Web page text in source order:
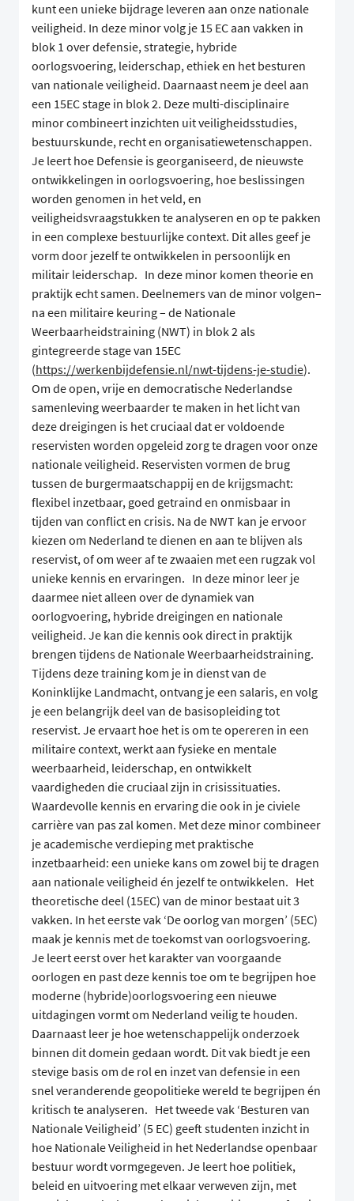
kunt een unieke bijdrage leveren aan onze nationale
veiligheid. In deze minor volg je 15 EC aan vakken in
blok 1 over defensie, strategie, hybride
oorlogsvoering, leiderschap, ethiek en het besturen
van nationale veiligheid. Daarnaast neem je deel aan
een 15EC stage in blok 2. Deze multi-disciplinaire
minor combineert inzichten uit veiligheidsstudies,
bestuurskunde, recht en organisatiewetenschappen.
Je leert hoe Defensie is georganiseerd, de nieuwste
ontwikkelingen in oorlogsvoering, hoe beslissingen
worden genomen in het veld, en
veiligheidsvraagstukken te analyseren en op te pakken
in een complexe bestuurlijke context. Dit alles geef je
vorm door jezelf te ontwikkelen in persoonlijk en
militair leiderschap. In deze minor komen theorie en
praktijk echt samen. Deelnemers van de minor volgen–
na een militaire keuring – de Nationale
Weerbaarheidstraining (NWT) in blok 2 als
gintegreerde stage van 15EC
(https://werkenbijdefensie.nl/nwt-tijdens-je-studie).
Om de open, vrije en democratische Nederlandse
samenleving weerbaarder te maken in het licht van
deze dreigingen is het cruciaal dat er voldoende
reservisten worden opgeleid zorg te dragen voor onze
nationale veiligheid. Reservisten vormen de brug
tussen de burgermaatschappij en de krijgsmacht:
flexibel inzetbaar, goed getraind en onmisbaar in
tijden van conflict en crisis. Na de NWT kan je ervoor
kiezen om Nederland te dienen en aan te blijven als
reservist, of om weer af te zwaaien met een rugzak vol
unieke kennis en ervaringen. In deze minor leer je
daarmee niet alleen over de dynamiek van
oorlogvoering, hybride dreigingen en nationale
veiligheid. Je kan die kennis ook direct in praktijk
brengen tijdens de Nationale Weerbaarheidstraining.
Tijdens deze training kom je in dienst van de
Koninklijke Landmacht, ontvang je een salaris, en volg
je een belangrijk deel van de basisopleiding tot
reservist. Je ervaart hoe het is om te opereren in een
militaire context, werkt aan fysieke en mentale
weerbaarheid, leiderschap, en ontwikkelt
vaardigheden die cruciaal zijn in crisissituaties.
Waardevolle kennis en ervaring die ook in je civiele
carrière van pas zal komen. Met deze minor combineer
je academische verdieping met praktische
inzetbaarheid: een unieke kans om zowel bij te dragen
aan nationale veiligheid én jezelf te ontwikkelen. Het
theoretische deel (15EC) van de minor bestaat uit 3
vakken. In het eerste vak ‘De oorlog van morgen’ (5EC)
maak je kennis met de toekomst van oorlogsvoering.
Je leert eerst over het karakter van voorgaande
oorlogen en past deze kennis toe om te begrijpen hoe
moderne (hybride)oorlogsvoering een nieuwe
uitdagingen vormt om Nederland veilig te houden.
Daarnaast leer je hoe wetenschappelijk onderzoek
binnen dit domein gedaan wordt. Dit vak biedt je een
stevige basis om de rol en inzet van defensie in een
snel veranderende geopolitieke wereld te begrijpen én
kritisch te analyseren. Het tweede vak ‘Besturen van
Nationale Veiligheid’ (5 EC) geeft studenten inzicht in
hoe Nationale Veiligheid in het Nederlandse openbaar
bestuur wordt vormgegeven. Je leert hoe politiek,
beleid en uitvoering met elkaar verweven zijn, met